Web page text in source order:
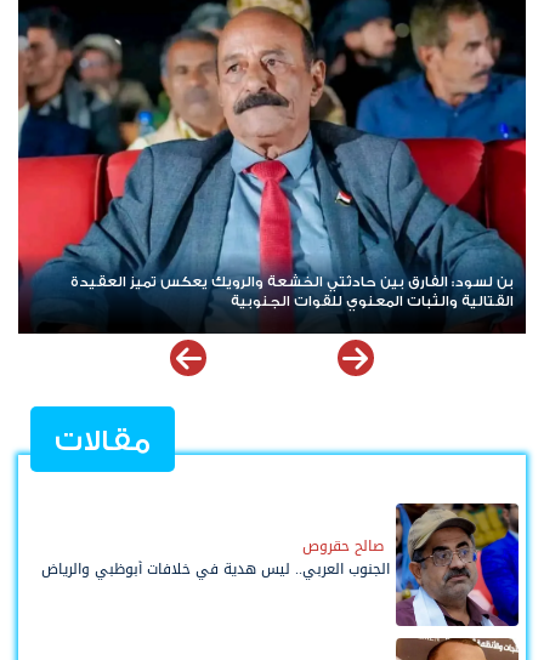
هيئة بريطانية: استهداف سفينة تجارية في خليج عدن
مقالات
صالح حقروص
الجنوب العربي.. ليس هدية في خلافات أبوظبي والرياض